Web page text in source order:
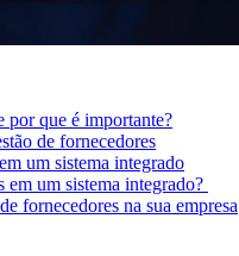
por que é importante?
de fornecedores
um sistema integrado
um sistema integrado?
fornecedores na sua empresa